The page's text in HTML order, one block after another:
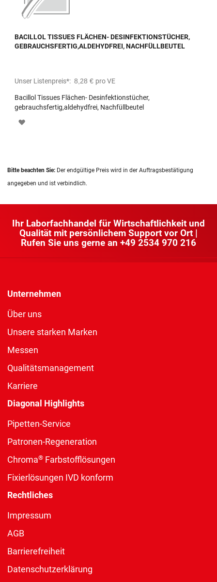
BACILLOL TISSUES FLÄCHEN- DESINFEKTIONSTÜCHER,
GEBRAUCHSFERTIG,ALDEHYDFREI, NACHFÜLLBEUTEL
Unser Listenpreis*: 8,28 € pro VE
Bacillol Tissues Flächen- Desinfektionstücher,
gebrauchsfertig,aldehydfrei, Nachfüllbeutel
Bitte beachten Sie: Der endgültige Preis wird in der Auftragsbestätigung
angegeben und ist verbindlich.
Ihr Laborfachhandel für Wirtschaftlichkeit und
Qualität mit persönlichem Support vor Ort |
Rufen Sie uns gerne an +49 2534 970 216
Unternehmen
Über uns
Unsere starken Marken
Messen
Qualitätsmanagement
Karriere
Diagonal Highlights
Pipetten-Service
Patronen-Regeneration
Chroma® Farbstofflösungen
Fixierlösungen IVD konform
Rechtliches
Impressum
AGB
Barrierefreiheit
Datenschutzerklärung